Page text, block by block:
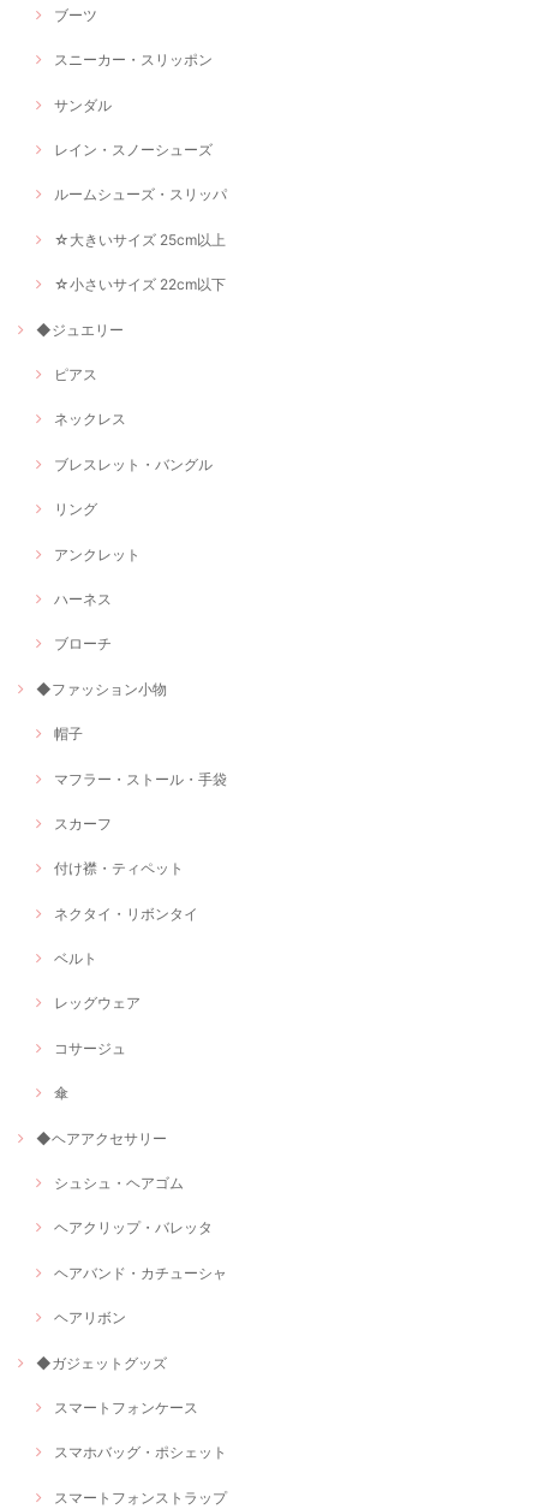
ブーツ
スニーカー・スリッポン
サンダル
レイン・スノーシューズ
ルームシューズ・スリッパ
☆大きいサイズ 25cm以上
☆小さいサイズ 22cm以下
◆ジュエリー
ピアス
ネックレス
ブレスレット・バングル
リング
アンクレット
ハーネス
ブローチ
◆ファッション小物
帽子
マフラー・ストール・手袋
スカーフ
付け襟・ティペット
ネクタイ・リボンタイ
ベルト
レッグウェア
コサージュ
傘
◆ヘアアクセサリー
シュシュ・ヘアゴム
ヘアクリップ・バレッタ
ヘアバンド・カチューシャ
ヘアリボン
◆ガジェットグッズ
スマートフォンケース
スマホバッグ・ポシェット
スマートフォンストラップ